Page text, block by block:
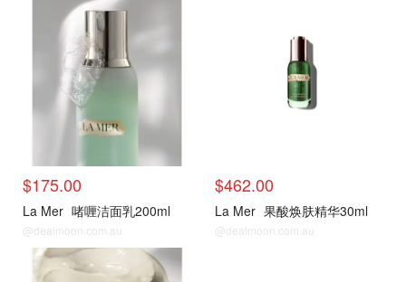
$175.00
La Mer 啫喱洁面乳200ml
@dealmoon.com.au
$462.00
La Mer 果酸焕肤精华30ml
@dealmoon.com.au
热门单品